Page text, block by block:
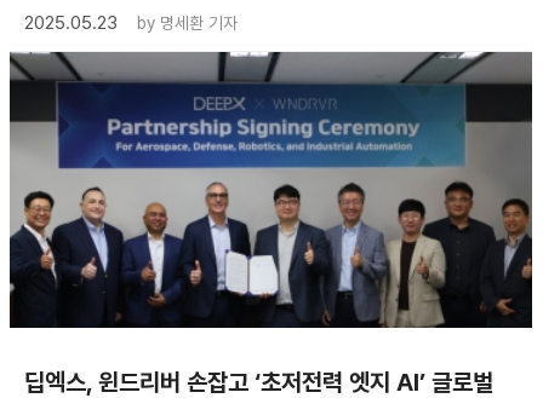
2025.05.23
by 명세환 기자
딥엑스, 윈드리버 손잡고 ‘초저전력 엣지 AI’ 글로벌